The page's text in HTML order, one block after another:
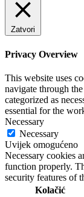
Zatvori
Privacy Overview
This website uses
navigate through
categorized as
essential for the
Necessary
Necessary
Uvijek omogućeno
Necessary cookies
function properly.
security features of
Kolačić